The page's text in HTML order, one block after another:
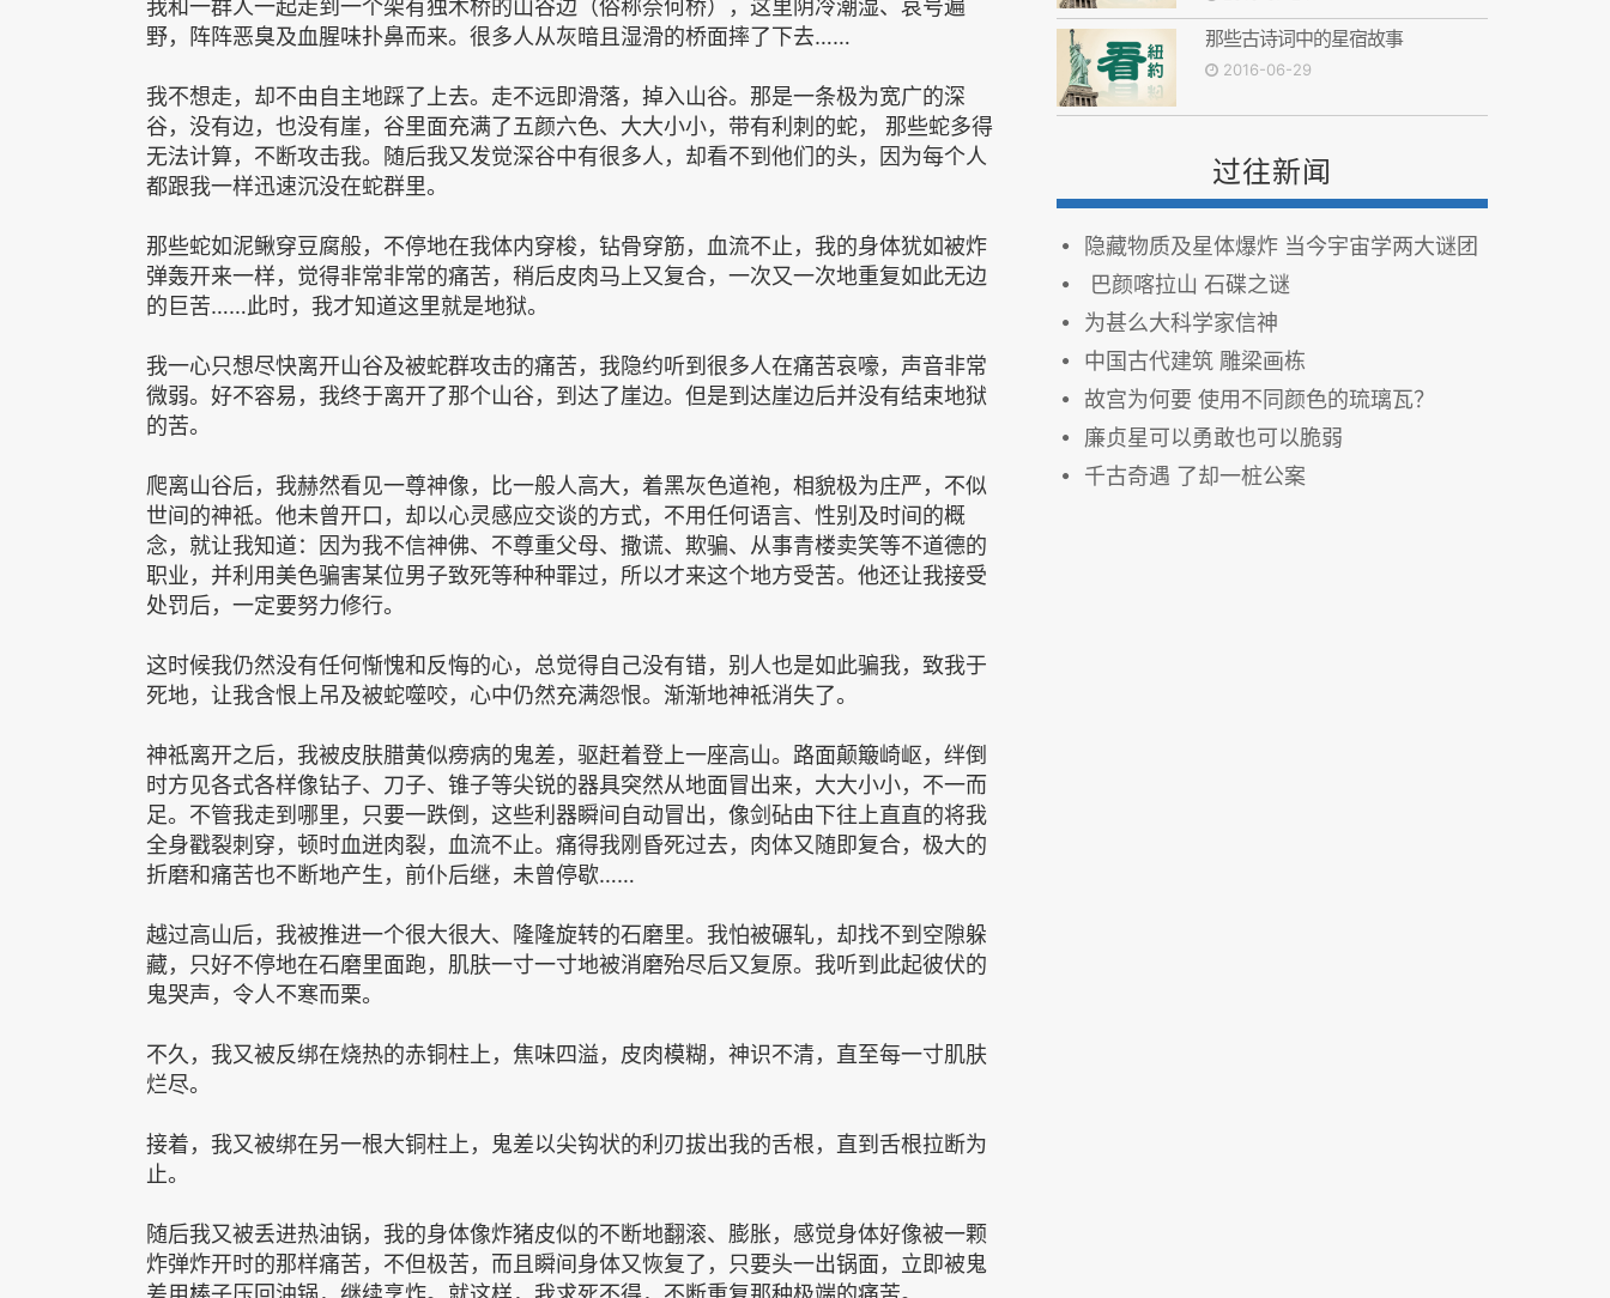
我和一群人一起走到一个架有独木桥的山谷边（俗称奈何桥），这里阴冷潮湿、哀号遍
野，阵阵恶臭及血腥味扑鼻而来。很多人从灰暗且湿滑的桥面摔了下去……
我不想走，却不由自主地踩了上去。走不远即滑落，掉入山谷。那是一条极为宽广的深
谷，没有边，也没有崖，谷里面充满了五颜六色、大大小小，带有利刺的蛇， 那些蛇多得
无法计算，不断攻击我。随后我又发觉深谷中有很多人，却看不到他们的头，因为每个人
都跟我一样迅速沉没在蛇群里。
那些蛇如泥鳅穿豆腐般，不停地在我体内穿梭，钻骨穿筋，血流不止，我的身体犹如被炸
弹轰开来一样，觉得非常非常的痛苦，稍后皮肉马上又复合，一次又一次地重复如此无边
的巨苦……此时，我才知道这里就是地狱。
我一心只想尽快离开山谷及被蛇群攻击的痛苦，我隐约听到很多人在痛苦哀嚎，声音非常
微弱。好不容易，我终于离开了那个山谷，到达了崖边。但是到达崖边后并没有结束地狱
的苦。
爬离山谷后，我赫然看见一尊神像，比一般人高大，着黑灰色道袍，相貌极为庄严，不似
世间的神祗。他未曾开口，却以心灵感应交谈的方式，不用任何语言、性别及时间的概
念，就让我知道：因为我不信神佛、不尊重父母、撒谎、欺骗、从事青楼卖笑等不道德的
职业，并利用美色骗害某位男子致死等种种罪过，所以才来这个地方受苦。他还让我接受
处罚后，一定要努力修行。
这时候我仍然没有任何惭愧和反悔的心，总觉得自己没有错，别人也是如此骗我，致我于
死地，让我含恨上吊及被蛇噬咬，心中仍然充满怨恨。渐渐地神祗消失了。
神祗离开之后，我被皮肤腊黄似痨病的鬼差，驱赶着登上一座高山。路面颠簸崎岖，绊倒
时方见各式各样像钻子、刀子、锥子等尖锐的器具突然从地面冒出来，大大小小，不一而
足。不管我走到哪里，只要一跌倒，这些利器瞬间自动冒出，像剑砧由下往上直直的将我
全身戳裂刺穿，顿时血迸肉裂，血流不止。痛得我刚昏死过去，肉体又随即复合，极大的
折磨和痛苦也不断地产生，前仆后继，未曾停歇……
越过高山后，我被推进一个很大很大、隆隆旋转的石磨里。我怕被碾轧，却找不到空隙躲
藏，只好不停地在石磨里面跑，肌肤一寸一寸地被消磨殆尽后又复原。我听到此起彼伏的
鬼哭声，令人不寒而栗。
不久，我又被反绑在烧热的赤铜柱上，焦味四溢，皮肉模糊，神识不清，直至每一寸肌肤
烂尽。
接着，我又被绑在另一根大铜柱上，鬼差以尖钩状的利刃拔出我的舌根，直到舌根拉断为
止。
随后我又被丢进热油锅，我的身体像炸猪皮似的不断地翻滚、膨胀，感觉身体好像被一颗
炸弹炸开时的那样痛苦，不但极苦，而且瞬间身体又恢复了，只要头一出锅面，立即被鬼
那些古诗词中的星宿故事
2016-06-29
过往新闻
隐藏物质及星体爆炸 当今宇宙学两大谜团
巴颜喀拉山 石碟之谜
为甚么大科学家信神
中国古代建筑 雕梁画栋
故宫为何要 使用不同颜色的琉璃瓦？
廉贞星可以勇敢也可以脆弱
千古奇遇 了却一桩公案